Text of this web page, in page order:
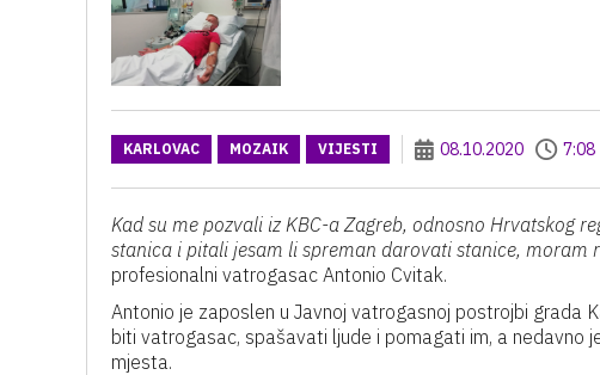
KARLOVAC MOZAIK VIJESTI 08.10.2020 7:08
Kad su me pozvali iz KBC-a Zagreb, odnosno
stanica i pitali jesam li spreman darovati stanice, moram
profesionalni vatrogasac Antonio Cvitak.
Antonio je zaposlen u Javnoj vatrogasnoj postrojbi grada
biti vatrogasac, spašavati ljude i pomagati im, a nedavno
mjesta.